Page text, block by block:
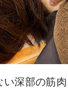
深部の筋肉